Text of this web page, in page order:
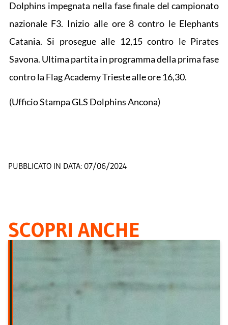
Dolphins impegnata nella fase finale del campionato
nazionale F3. Inizio alle ore 8 contro le Elephants
Catania. Si prosegue alle 12,15 contro le Pirates
Savona. Ultima partita in programma della prima fase
contro la Flag Academy Trieste alle ore 16,30.
(Ufficio Stampa GLS Dolphins Ancona)
PUBBLICATO IN DATA: 07/06/2024
SCOPRI ANCHE